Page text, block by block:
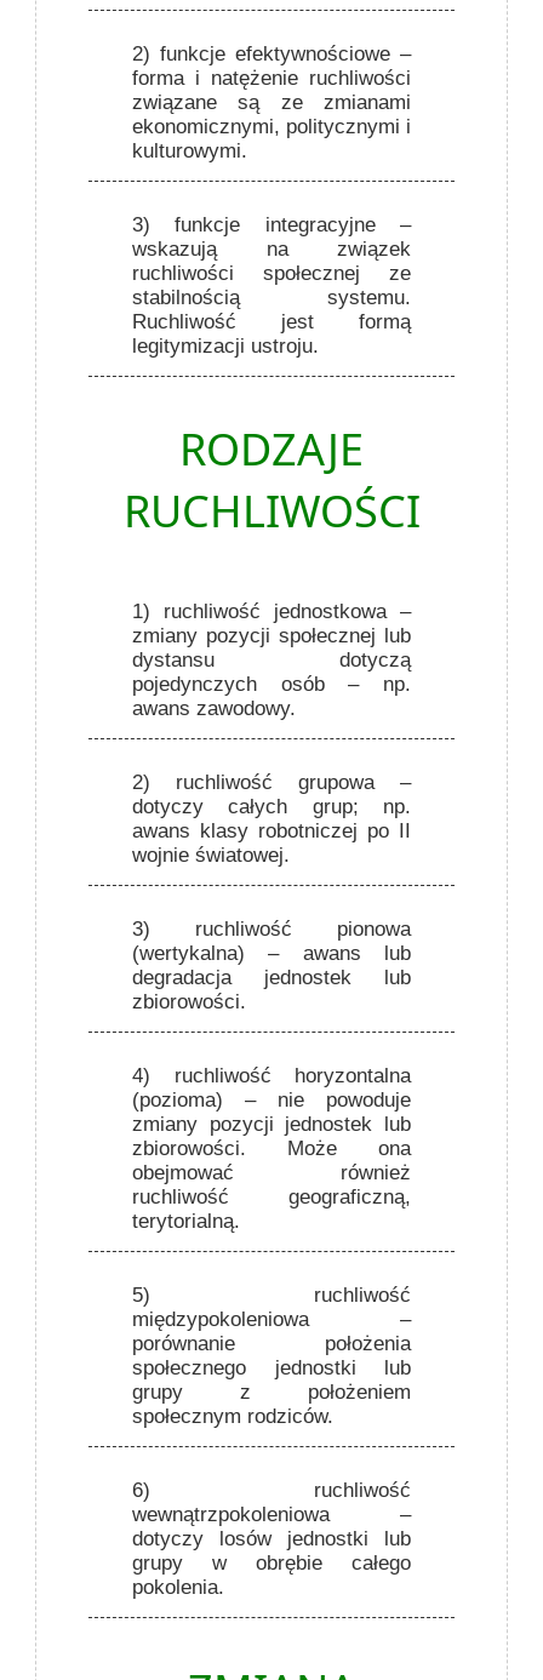
2) funkcje efektywnościowe –
forma i natężenie ruchliwości
związane są ze zmianami
ekonomicznymi, politycznymi i
kulturowymi.
3) funkcje integracyjne–
wskazują na związek
ruchliwości społecznej ze
stabilnością systemu.
Ruchliwość jest formą
legitymizacji ustroju.
RODZAJE
RUCHLIWOŚCI
1) ruchliwość jednostkowa–
zmiany pozycji społecznej lub
dystansu dotyczą
pojedynczych osób – np.
awans zawodowy.
2) ruchliwość grupowa –
dotyczy całych grup; np.
awans klasy robotniczej po II
wojnie światowej.
3) ruchliwość pionowa
(wertykalna) – awans lub
degradacja jednostek lub
zbiorowości.
4) ruchliwość horyzontalna
(pozioma) – nie powoduje
zmiany pozycji jednostek lub
zbiorowości. Może ona
obejmować również
ruchliwość geograficzną,
terytorialną.
5) ruchliwość
międzypokoleniowa–
porównanie położenia
społecznego jednostki lub
grupy z położeniem
społecznym rodziców.
6) ruchliwość
wewnątrzpokoleniowa–
dotyczy losów jednostki lub
grupy w obrębie całego
pokolenia.